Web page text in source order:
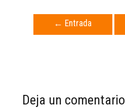
← Entrada
Deja un comentario